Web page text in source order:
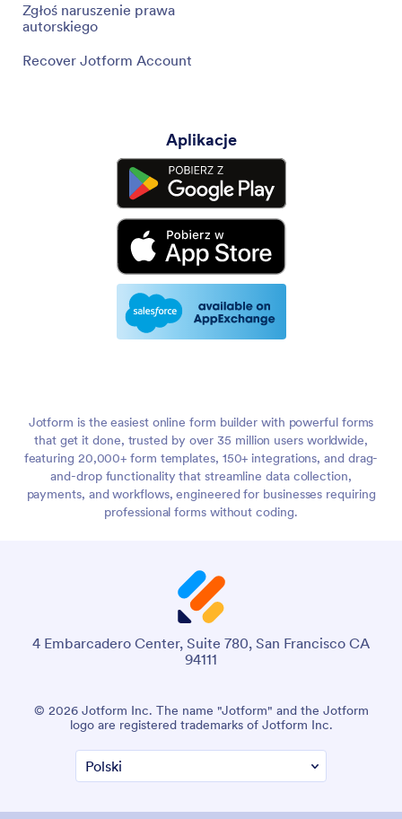
Zgłoś naruszenie prawa
autorskiego
Recover Jotform Account
Aplikacje
Jotform is the easiest online form builder with powerful forms
that get it done, trusted by over 35 million users worldwide,
featuring 20,000+ form templates, 150+ integrations, and drag-
and-drop functionality that streamline data collection,
payments, and workflows, engineered for businesses requiring
professional forms without coding.
4 Embarcadero Center, Suite 780, San Francisco CA
94111
© 2026 Jotform Inc. The name "Jotform" and the Jotform
logo are registered trademarks of Jotform Inc.